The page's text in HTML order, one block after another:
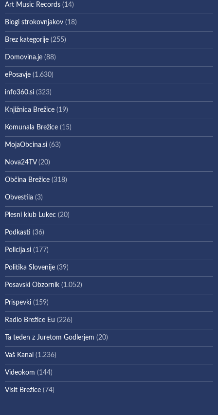
Art Music Records (14)
Blogi strokovnjakov (18)
Brez kategorije (255)
Domovina.je (88)
ePosavje (1.630)
info360.si (323)
Knjižnica Brežice (19)
Komunala Brežice (15)
MojaObcina.si (63)
Nova24TV(20)
Občina Brežice (318)
Obvestila (3)
Plesni klub Lukec (20)
Podkasti (36)
Policija.si (177)
Politika Slovenije (39)
Posavski Obzornik (1.052)
Prispevki (159)
Radio Brežice Eu (226)
Ta teden z Juretom Godlerjem (20)
Vaš Kanal (1.236)
Videokom (144)
Visit Brežice (74)